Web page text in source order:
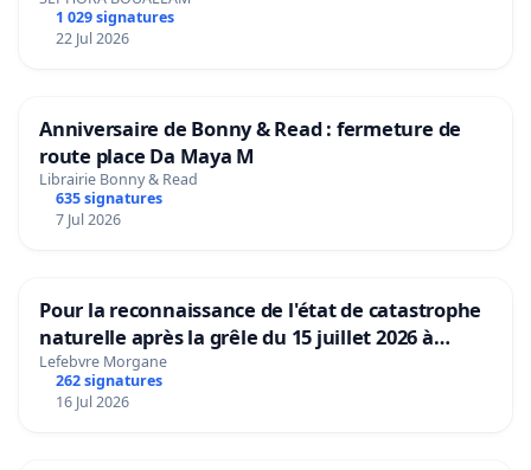
1 029 signatures
22 Jul 2026
Anniversaire de Bonny & Read : fermeture de
route place Da Maya M
Librairie Bonny & Read
635 signatures
7 Jul 2026
Pour la reconnaissance de l'état de catastrophe
naturelle après la grêle du 15 juillet 2026 à
Aubenas et ses alentours
Lefebvre Morgane
262 signatures
16 Jul 2026